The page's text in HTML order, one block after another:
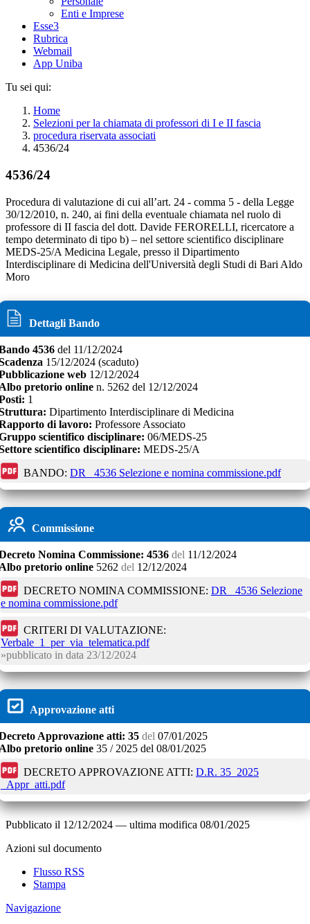
Enti e Imprese
Esse3
Rubrica
Webmail
App Uniba
Tu sei qui:
Home
Selezioni per la chiamata di professori di I e II fascia
procedura riservata associati
4536/24
4536/24
Procedura di valutazione di cui all’art. 24 - comma 5 - della Legge
30/12/2010, n. 240, ai fini della eventuale chiamata nel ruolo di
professore di II fascia del dott. Davide FERORELLI, ricercatore a
tempo determinato di tipo b) – nel settore scientifico disciplinare
MEDS-25/A Medicina Legale, presso il Dipartimento
Interdisciplinare di Medicina dell'Università degli Studi di Bari Aldo
Moro
Dettagli Bando
4536 del 11/12/2024
15/12/2024 (scaduto)
web 12/12/2024
pretorio online n. 5262 del 12/12/2024
1
Dipartimento Interdisciplinare di Medicina
di lavoro: Professore Associato
scientifico disciplinare: 06/MEDS-25
scientifico disciplinare: MEDS-25/A
BANDO: DR _4536 Selezione e nomina commissione.pdf
Commissione
Nomina Commissione: 4536 del 11/12/2024
pretorio online 5262 del 12/12/2024
DECRETO NOMINA COMMISSIONE: DR _4536 Selezione
e nomina commissione.pdf
CRITERI DI VALUTAZIONE:
Verbale_1_per_via_telematica.pdf
pubblicato in data 23/12/2024
Approvazione atti
Approvazione atti: 35 del 07/01/2025
pretorio online 35 / 2025 del 08/01/2025
DECRETO APPROVAZIONE ATTI: D.R. 35_2025
_Appr_atti.pdf
Pubblicato il 12/12/2024 — ultima modifica 08/01/2025
Azioni sul documento
Flusso RSS
Stampa
Navigazione